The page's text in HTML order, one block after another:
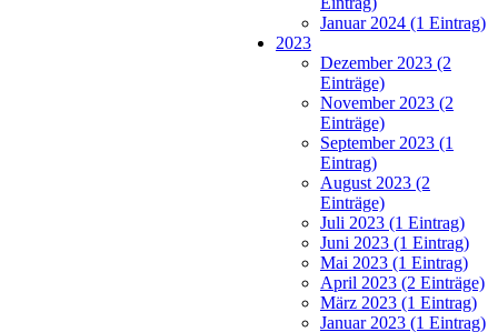
Januar 2024 (1 Eintrag)
2023
Dezember 2023 (2
Einträge)
November 2023 (2
Einträge)
September 2023 (1
Eintrag)
August 2023 (2
Einträge)
Juli 2023 (1 Eintrag)
Juni 2023 (1 Eintrag)
Mai 2023 (1 Eintrag)
April 2023 (2 Einträge)
März 2023 (1 Eintrag)
Januar 2023 (1 Eintrag)